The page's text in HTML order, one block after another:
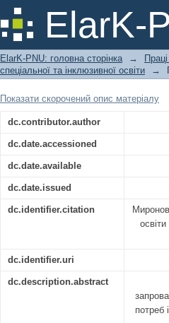
ElarK-
Індивідуальний
ElarK-PNU: головна сторінка →
спеціальної та інклюзивної освіти
→
Показати скорочений опис матеріалу
dc.contributor.author
dc.date.accessioned
dc.date.available
dc.date.issued
dc.identifier.citation
dc.identifier.uri
dc.description.abstract
потреб